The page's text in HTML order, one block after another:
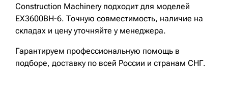
Construction Machinery подходит для моделей
EX3600BH-6. Точную совместимость, наличие на
складах и цену уточняйте у менеджера.
Гарантируем профессиональную помощь в
подборе, доставку по всей России и странам СНГ.